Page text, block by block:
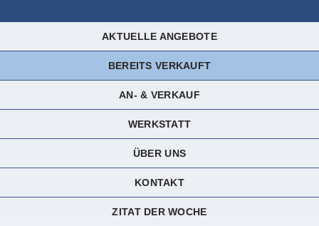
AKTUELLE ANGEBOTE
BEREITS VERKAUFT
AN- & VERKAUF
WERKSTATT
ÜBER UNS
KONTAKT
ZITAT DER WOCHE